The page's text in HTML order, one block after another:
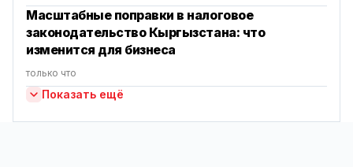
Масштабные поправки в налоговое
законодательство Кыргызстана: что
изменится для бизнеса
только что
Показать ещё